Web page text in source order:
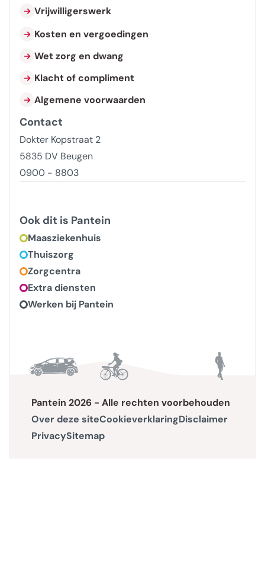
Contact
Dokter Kopstraat 2
5835 DV Beugen
0900 - 8803
Vrijwilligerswerk
Kosten en vergoedingen
Wet zorg en dwang
Klacht of compliment
Algemene voorwaarden
Ook dit is Pantein
Maasziekenhuis
Thuiszorg
Zorgcentra
Extra diensten
Werken bij Pantein
Pantein 2026 - Alle rechten voorbehouden
Over deze siteCookieverklaringDisclaimer
PrivacySitemap